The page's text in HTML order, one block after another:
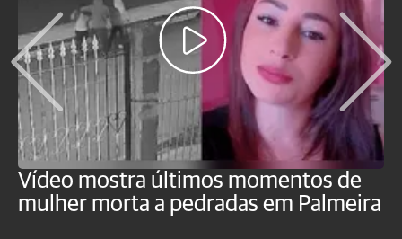
Vídeo mostra últimos momentos de
mulher morta a pedradas em Palmeira